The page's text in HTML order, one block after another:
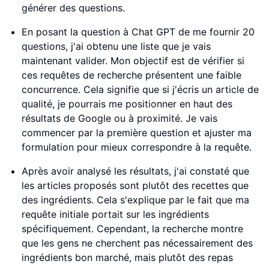
générer des questions.
En posant la question à Chat GPT de me fournir 20
questions, j'ai obtenu une liste que je vais
maintenant valider. Mon objectif est de vérifier si
ces requêtes de recherche présentent une faible
concurrence. Cela signifie que si j'écris un article de
qualité, je pourrais me positionner en haut des
résultats de Google ou à proximité. Je vais
commencer par la première question et ajuster ma
formulation pour mieux correspondre à la requête.
Après avoir analysé les résultats, j'ai constaté que
les articles proposés sont plutôt des recettes que
des ingrédients. Cela s'explique par le fait que ma
requête initiale portait sur les ingrédients
spécifiquement. Cependant, la recherche montre
que les gens ne cherchent pas nécessairement des
ingrédients bon marché, mais plutôt des repas